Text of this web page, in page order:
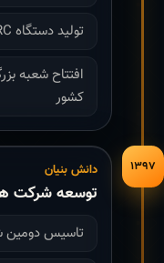
تولید دستگاه DCRC
افتتاح شعبه
کشور
۱۳۹۷ دانش بنیان
توسعه شرکت
تاسیس دومین